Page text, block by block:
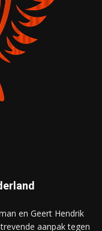
en Geert Hendrik
aanpak tegen